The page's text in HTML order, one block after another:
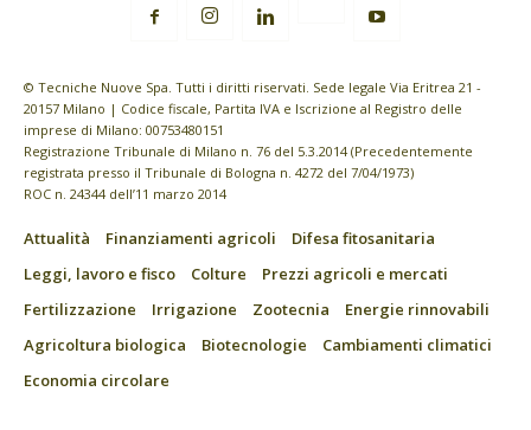
© Tecniche Nuove Spa. Tutti i diritti riservati. Sede legale Via Eritrea 21 -
20157 Milano | Codice fiscale, Partita IVA e Iscrizione al Registro delle
imprese di Milano: 00753480151
Registrazione Tribunale di Milano n. 76 del 5.3.2014 (Precedentemente
registrata presso il Tribunale di Bologna n. 4272 del 7/04/1973)
ROC n. 24344 dell’11 marzo 2014
Attualità Finanziamenti agricoli
Difesa fitosanitaria
Leggi, lavoro e fisco
Colture
Prezzi agricoli e mercati
Fertilizzazione
Irrigazione Zootecnia
Energie rinnovabili
Agricoltura biologica
Biotecnologie
Cambiamenti climatici
Economia circolare